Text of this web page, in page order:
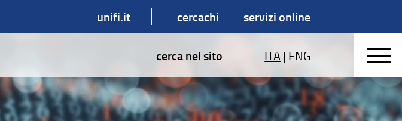
unifi.it cercachi servizi online
cerca nel sito ITA| ENG